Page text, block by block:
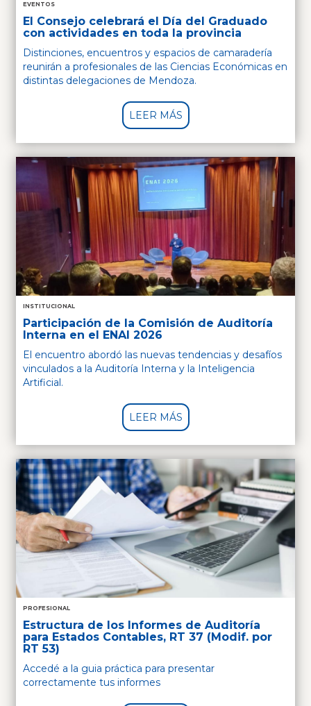
EVENTOS
El Consejo celebrará el Día del Graduado
con actividades en toda la provincia
Distinciones, encuentros y espacios de camaradería
reunirán a profesionales de las Ciencias Económicas en
distintas delegaciones de Mendoza.
LEER MÁS
INSTITUCIONAL
Participación de la Comisión de Auditoría
Interna en el ENAI 2026
El encuentro abordó las nuevas tendencias y desafíos
vinculados a la Auditoría Interna y la Inteligencia
Artificial.
LEER MÁS
PROFESIONAL
Estructura de los Informes de Auditoría
para Estados Contables, RT 37 (Modif. por
RT 53)
Accedé a la guia práctica para presentar
correctamente tus informes